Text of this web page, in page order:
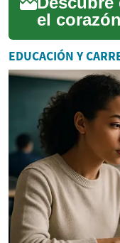
el
los
perfectos.
EDUCACIÓN Y